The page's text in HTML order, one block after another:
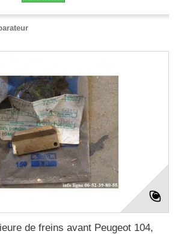
de freins avant Peugeot 104,